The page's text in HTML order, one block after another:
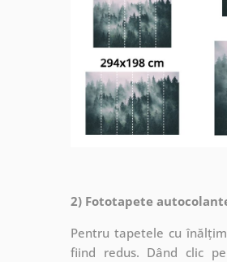
2) Fototapete
Pentru tapetele cu
fiind redus. Dând clic